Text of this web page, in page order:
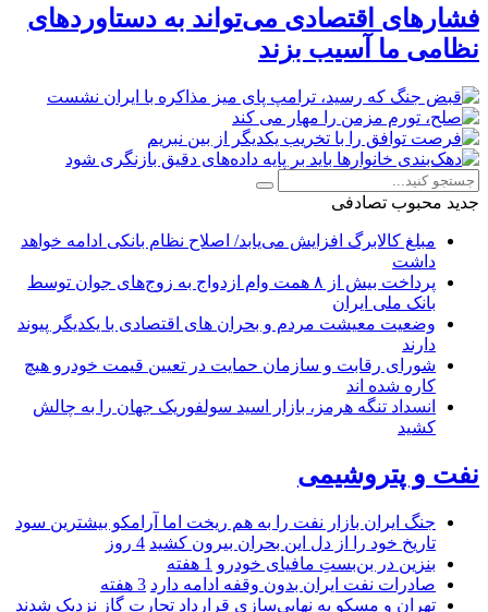
فشارهای اقتصادی می‌تواند به دستاوردهای
نظامی ما آسیب بزند
جدید محبوب تصادفی
مبلغ کالابرگ افزایش می‌یابد/ اصلاح نظام بانکی ادامه خواهد
داشت
پرداخت بیش از ۸ همت وام ازدواج به زوج‌های جوان توسط
بانک ملی ایران
وضعیت معیشت مردم و بحران های اقتصادی با یکدیگر پیوند
دارند
شورای رقابت و سازمان حمایت در تعیین قیمت خودرو هیچ
کاره شده اند
انسداد تنگه هرمز، بازار اسید سولفوریک جهان را به چالش
کشید
نفت و پتروشیمی
جنگ ایران بازار نفت را به هم ریخت اما آرامکو بیشترین سود
تاریخ خود را از دل این بحران بیرون کشید 4 روز
بنزین در بن‌بستِ مافیای خودرو 1 هفته
صادرات نفت ایران بدون وقفه ادامه دارد 3 هفته
تهران و مسکو به نهایی‌سازی قرارداد تجارت گاز نزدیک شدند